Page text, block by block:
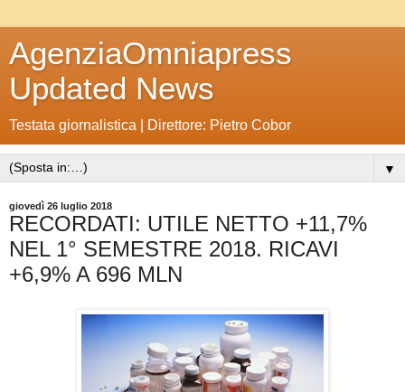
AgenziaOmniapress
Updated News
Testata giornalistica | Direttore: Pietro Cobor
▼
giovedì 26 luglio 2018
RECORDATI: UTILE NETTO +11,7%
NEL 1° SEMESTRE 2018. RICAVI
+6,9% A 696 MLN